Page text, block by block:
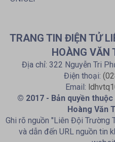
TRANG TIN ĐIỆN TỬ
HOÀNG VĂN
Địa chỉ: 322 Nguyễn Tri
Điện thoại:
Email:
© 2017 - Bản quyền
Hoàng Văn
Ghi rõ nguồn "Liên Đội Trường
và dẫn đến URL nguồn tin